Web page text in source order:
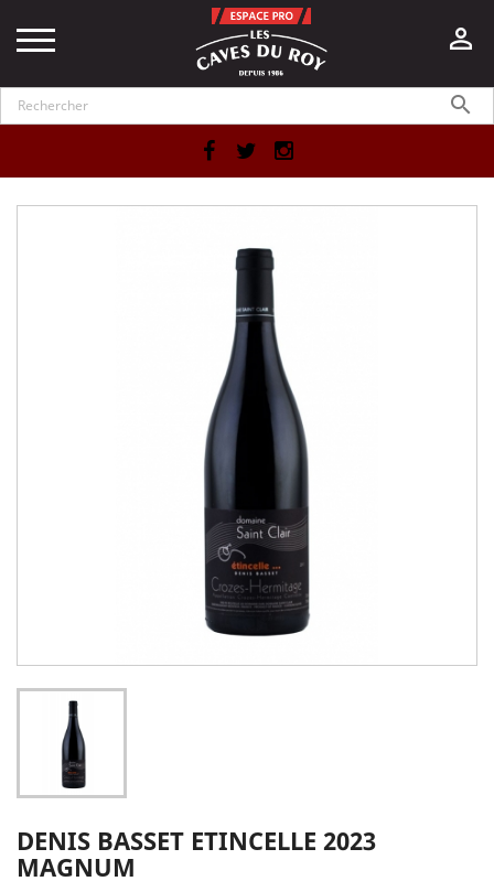


Facebook
DENIS BASSET ETINCELLE 2023
MAGNUM